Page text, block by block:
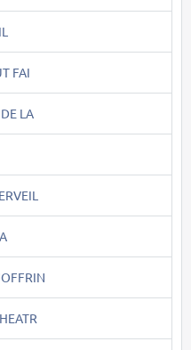
FAI
LA